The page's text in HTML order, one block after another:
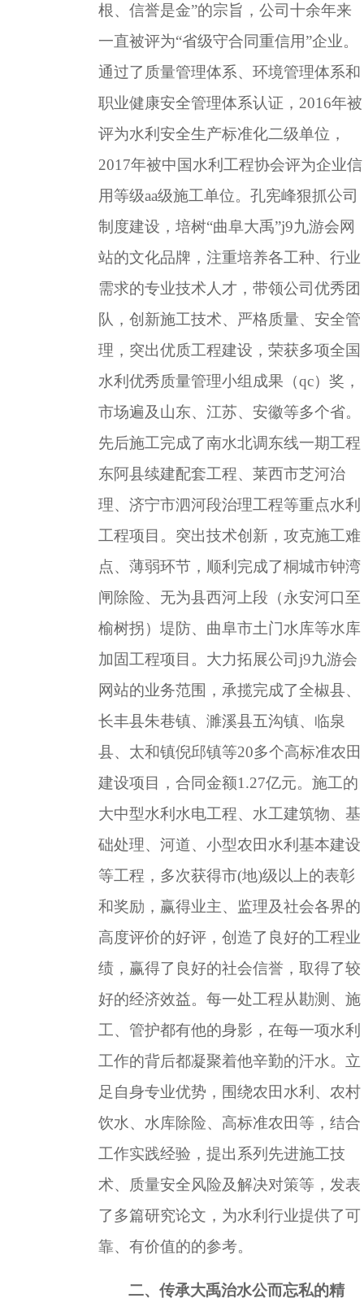
根、信誉是金”的宗旨，公司十余年来
一直被评为“省级守合同重信用”企业。
通过了质量管理体系、环境管理体系和
职业健康安全管理体系认证， 2016年被
评为水利安全生产标准化二级单位，
2017年被中国水利工程协会评为企业信
用等级aa级施工单位。孔宪峰狠抓公司
制度建设，培树“曲阜大禹”j9九游会网
站的文化品牌，注重培养各工种、行业
需求的专业技术人才，带领公司优秀团
队，创新施工技术、严格质量、安全管
理，突出优质工程建设，荣获多项全国
水利优秀质量管理小组成果（qc）奖，
市场遍及山东、江苏、安徽等多个省。
先后施工完成了南水北调东线一期工程
东阿县续建配套工程、莱西市芝河治
理、济宁市泗河段治理工程等重点水利
工程项目。突出技术创新，攻克施工难
点、薄弱环节，顺利完成了桐城市钟湾
闸除险、无为县西河上段（永安河口至
榆树拐）堤防、曲阜市土门水库等水库
加固工程项目。大力拓展公司j9九游会
网站的业务范围，承揽完成了全椒县、
长丰县朱巷镇、濉溪县五沟镇、临泉
县、太和镇倪邱镇等20多个高标准农田
建设项目，合同金额1.27亿元。施工的
大中型水利水电工程、水工建筑物、基
础处理、河道、小型农田水利基本建设
等工程，多次获得市(地)级以上的表彰
和奖励，赢得业主、监理及社会各界的
高度评价的好评，创造了良好的工程业
绩，赢得了良好的社会信誉，取得了较
好的经济效益。每一处工程从勘测、施
工、管护都有他的身影，在每一项水利
工作的背后都凝聚着他辛勤的汗水。 立
足自身专业优势，围绕农田水利、农村
饮水、水库除险、高标准农田等，结合
工作实践经验，提出系列先进施工技
术、质量安全风险及解决对策等，发表
了多篇研究论文，为水利行业提供了可
靠、有价值的的参考。
二、传承大禹治水公而忘私的精